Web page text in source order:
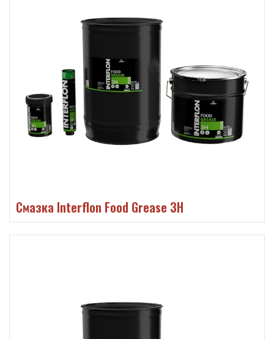
Смазка Interflon Food Grease 3H